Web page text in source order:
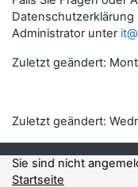
Administrator unter
Zuletzt geändert:
Zuletzt geändert:
Sie sind nicht
Startseite